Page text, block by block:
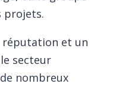
projets.
réputation et un
secteur
nombreux